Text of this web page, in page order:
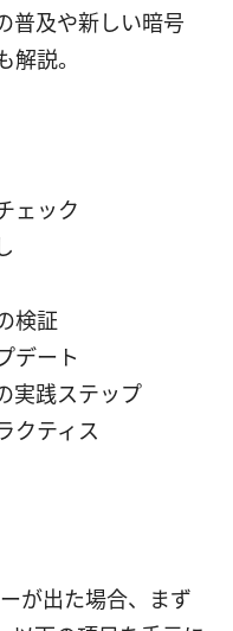
普及や新しい暗号
解説。
ェック
検証
デート
実践ステップ
クティス
が出た場合、まず